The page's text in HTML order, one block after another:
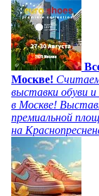
Москве!
выставки обуви и
в Москве!
премиальной
на